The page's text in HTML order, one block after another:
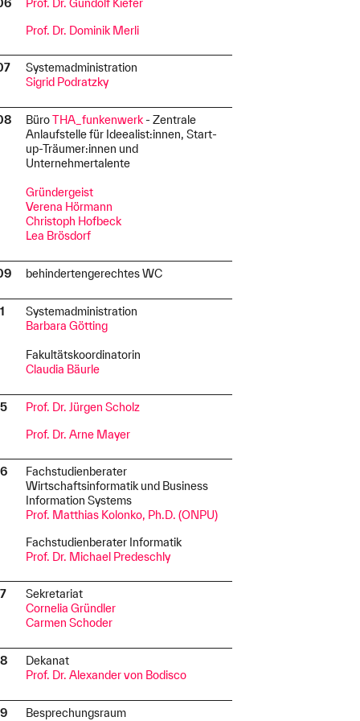
Prof. Dr. Gundolf Kiefer
Prof. Dr. Dominik Merli
Systemadministration
Sigrid Podratzky
BüroTHA_funkenwerk - Zentrale
Anlaufstelle für Ideealist:innen, Start-
up-Träumer:innen und
Unternehmertalente
Gründergeist
Verena Hörmann
Christoph Hofbeck
Lea Brösdorf
behindertengerechtes WC
Systemadministration
Barbara Götting
Fakultätskoordinatorin
Claudia Bäurle
Prof. Dr. Jürgen Scholz
Prof. Dr. Arne Mayer
Fachstudienberater
Wirtschaftsinformatik und Business
Information Systems
Prof. Matthias Kolonko, Ph.D. (ONPU)
Fachstudienberater Informatik
Prof. Dr. Michael Predeschly
Sekretariat
Cornelia Gründler
Carmen Schoder
Dekanat
Prof. Dr. Alexander von Bodisco
Besprechungsraum